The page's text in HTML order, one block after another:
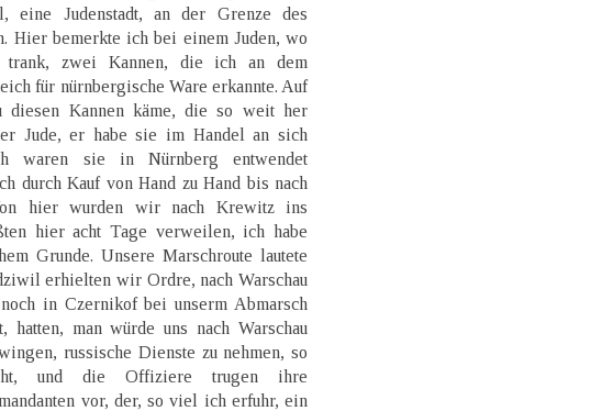
eine Judenstadt, an der Grenze des
Hier bemerkte ich bei einem Juden, wo
trank, zwei Kannen, die ich an dem
für nürnbergische Ware erkannte. Auf
diesen Kannen käme, die so weit her
Jude, er habe sie im Handel an sich
waren sie in Nürnberg entwendet
durch Kauf von Hand zu Hand bis nach
hier wurden wir nach Krewitz ins
hier acht Tage verweilen, ich habe
Grunde. Unsere Marschroute lautete
erhielten wir Ordre, nach Warschau
in Czernikof bei unserm Abmarsch
hatten, man würde uns nach Warschau
russische Dienste zu nehmen, so
und die Offiziere trugen ihre
vor, der, so viel ich erfuhr, ein